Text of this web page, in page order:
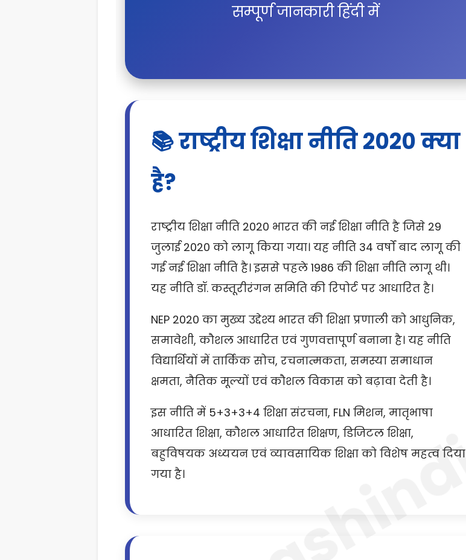
सम्पूर्ण जानकारी हिंदी में
📚 राष्ट्रीय शिक्षा नीति 2020 क्या
है?
राष्ट्रीय शिक्षा नीति 2020 भारत की नई शिक्षा नीति है जिसे 29
जुलाई 2020 को लागू किया गया। यह नीति 34 वर्षों बाद लागू की
गई नई शिक्षा नीति है। इससे पहले 1986 की शिक्षा नीति लागू थी।
यह नीति डॉ. कस्तूरीरंगन समिति की रिपोर्ट पर आधारित है।
NEP 2020 का मुख्य उद्देश्य भारत की शिक्षा प्रणाली को आधुनिक,
समावेशी, कौशल आधारित एवं गुणवत्तापूर्ण बनाना है। यह नीति
विद्यार्थियों में तार्किक सोच, रचनात्मकता, समस्या समाधान
क्षमता, नैतिक मूल्यों एवं कौशल विकास को बढ़ावा देती है।
इस नीति में 5+3+3+4 शिक्षा संरचना, FLN मिशन, मातृभाषा
आधारित शिक्षा, कौशल आधारित शिक्षण, डिजिटल शिक्षा,
बहुविषयक अध्ययन एवं व्यावसायिक शिक्षा को विशेष महत्व दिया
गया है।